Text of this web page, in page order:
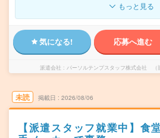
もっと見る
気になる! 応募へ進む
派遣会社 パーソルテンプスタッフ株式会社 （
未読 掲載日 2026/08/06
【派遣スタッフ就業中】食